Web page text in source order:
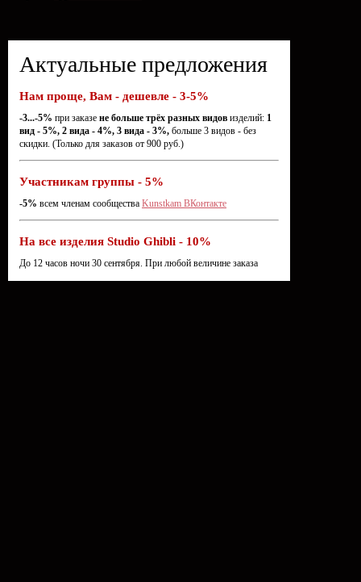
Актуальные предложения
Нам проще, Вам - дешевле - 3-5%
-3...-5% при заказе не больше трёх разных видов изделий: 1
вид - 5%, 2 вида - 4%, 3 вида - 3%, больше 3 видов - без
скидки. (Только для заказов от 900 руб.)
Участникам группы - 5%
-5% всем членам сообщества Kunstkam ВКонтакте
На все изделия Studio Ghibli - 10%
До 12 часов ночи 30 сентября. При любой величине заказа